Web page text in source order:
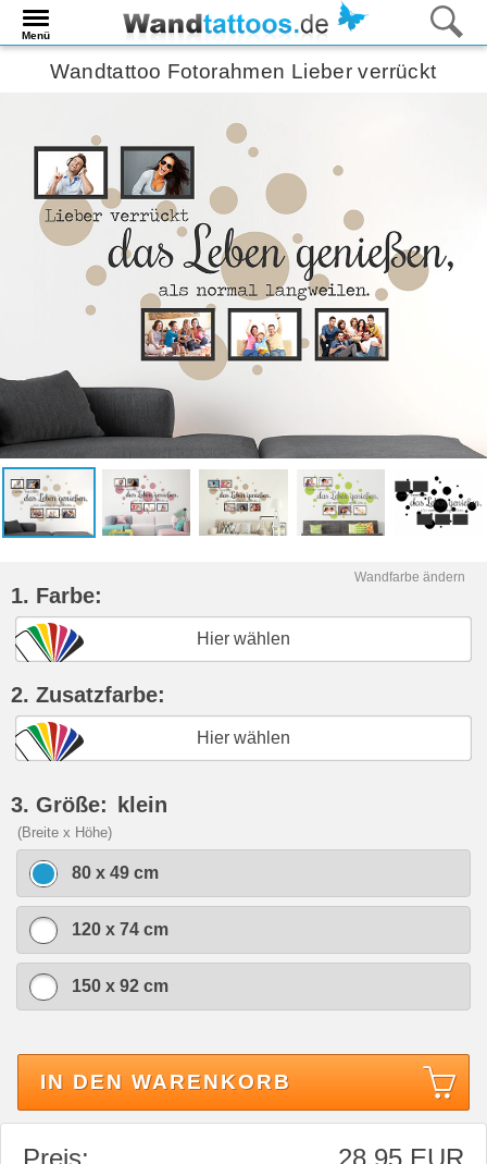
Menü
Wandtattoo Fotorahmen Lieber verrückt
Wandfarbe ändern
1. Farbe:
Hier wählen
2. Zusatzfarbe:
Hier wählen
3. Größe: klein
(Breite x Höhe)
80 x 49 cm
120 x 74 cm
150 x 92 cm
IN DEN WARENKORB